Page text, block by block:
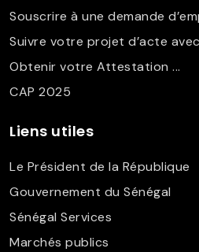
Souscrire à une demande
Suivre votre projet d’acte
Obtenir votre Attestation ...
CAP 2025
Liens utiles
Le Président de la République
Gouvernement du Sénégal
Sénégal Services
Marchés publics